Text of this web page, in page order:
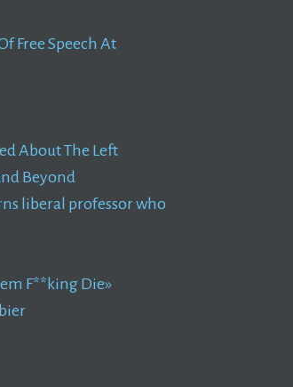
Free Speech At
About The Left
Beyond
liberal professor who
F**king Die»